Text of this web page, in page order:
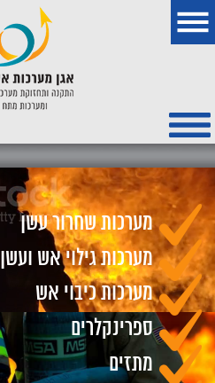
מערכות שחרור עשן
מערכות גילוי אש ועשן
מערכות כיבוי אש
ספרינקלרים
מתזים